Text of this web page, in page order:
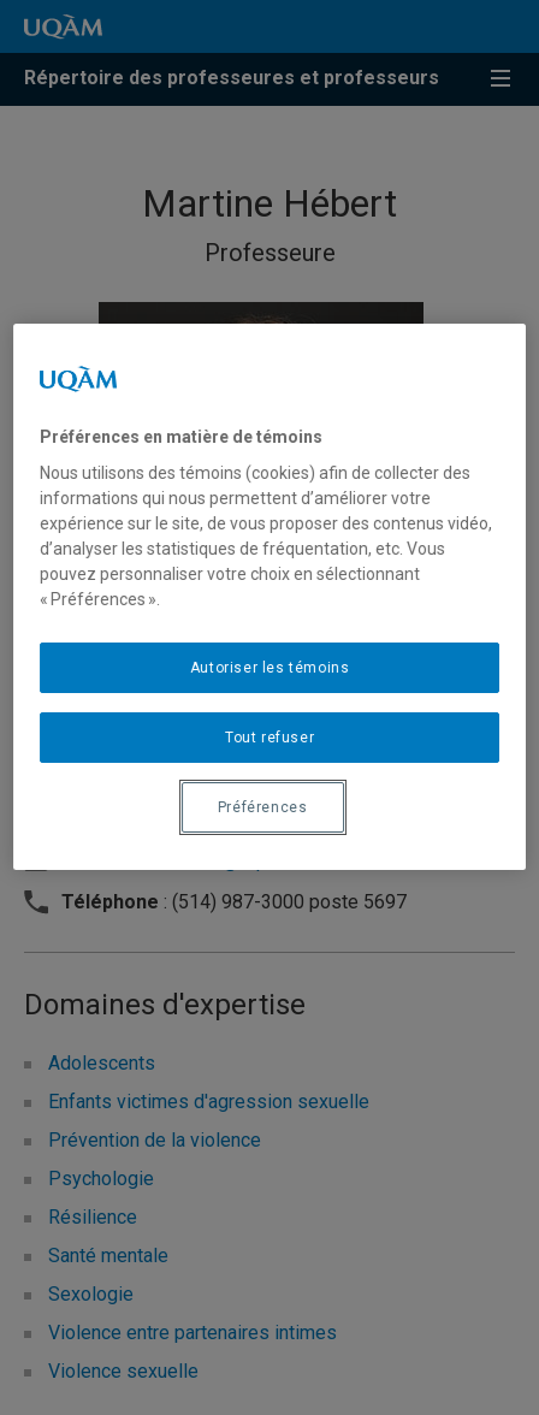
Répertoire des professeures et professeurs
Martine Hébert
Professeure
Département de sexologie
Téléphone : (514) 987-3000 poste 5697
Domaines d'expertise
Adolescents
Enfants victimes d'agression sexuelle
Prévention de la violence
Psychologie
Résilience
Santé mentale
Sexologie
Violence entre partenaires intimes
Violence sexuelle
Préférences en matière de témoins
Nous utilisons des témoins (cookies) afin de collecter des
informations qui nous permettent d’améliorer votre
expérience sur le site, de vous proposer des contenus vidéo,
d’analyser les statistiques de fréquentation, etc. Vous
pouvez personnaliser votre choix en sélectionnant
« Préférences ».
Tout refuser
Autoriser les témoins
Préférences